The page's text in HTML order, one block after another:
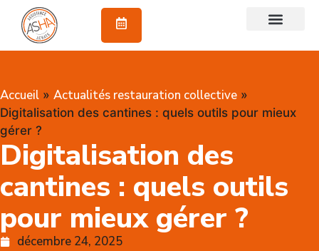
Accueil » Actualités restauration collective »
Digitalisation des cantines : quels outils pour mieux
gérer ?
Digitalisation des
cantines : quels outils
pour mieux gérer ?
décembre 24, 2025